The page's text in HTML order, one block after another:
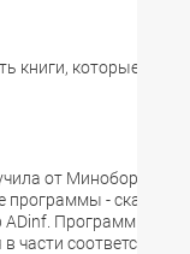
книги, которые
от Минобороны
программы - сканер
ADinf. Программы
части соответствия